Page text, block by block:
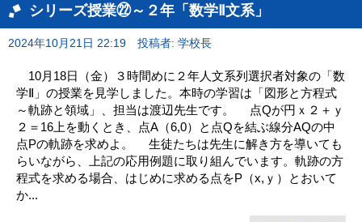
シリーズ授業㉒～２年「数学Ⅱ文系」
2024年10月21日 22:19 投稿者: 学校長
10月18日（金）３時間めに２年人文系列選択者対象の「数
学Ⅱ」の授業を見学しました。本時の学習は「図形と方程式
～軌跡と領域」、担当は渡辺先生です。 点Qが円ｘ２＋ｙ
２＝16上を動くとき、点A（6,0）と点Qを結ぶ線分AQの中
点Pの軌跡を求めよ。 生徒たちは先生に解き方を導いても
らいながら、上記の応用例題に取り組んでいます。軌跡の方
程式を求める場合、はじめに求める点をP（x,ｙ）とおいて
か...